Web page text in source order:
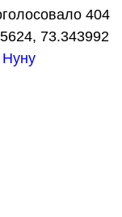
404
, 73.343992